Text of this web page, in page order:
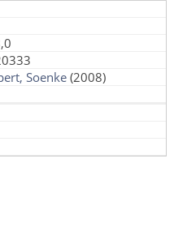
Soenke (2008)